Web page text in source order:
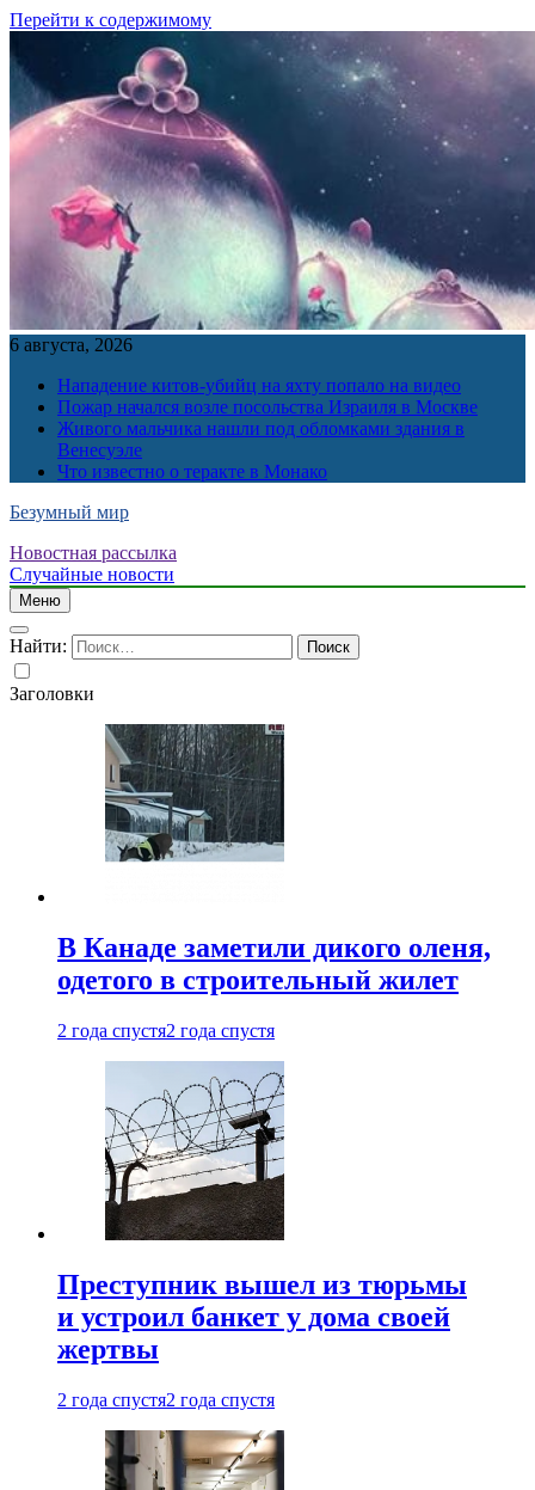
Перейти к содержимому
6 августа, 2026
Нападение китов-убийц на яхту попало на видео
Пожар начался возле посольства Израиля в Москве
Живого мальчика нашли под обломками здания в
Венесуэле
Что известно о теракте в Монако
Безумный мир
Новостная рассылка
Случайные новости
Меню
Найти:
Заголовки
В Канаде заметили дикого оленя,
одетого в строительный жилет
2 года спустя2 года спустя
Преступник вышел из тюрьмы
и устроил банкет у дома своей
жертвы
2 года спустя2 года спустя